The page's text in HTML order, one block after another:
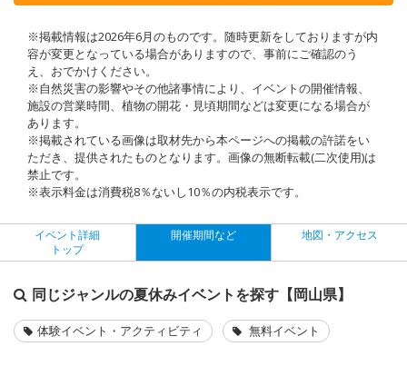
※掲載情報は2026年6月のものです。随時更新をしておりますが内
容が変更となっている場合がありますので、事前にご確認のう
え、おでかけください。
※自然災害の影響やその他諸事情により、イベントの開催情報、
施設の営業時間、植物の開花・見頃期間などは変更になる場合が
あります。
※掲載されている画像は取材先から本ページへの掲載の許諾をい
ただき、提供されたものとなります。画像の無断転載(二次使用)は
禁止です。
※表示料金は消費税8％ないし10％の内税表示です。
イベント詳細
トップ
開催期間など 地図・アクセス
同じジャンルの夏休みイベントを探す【岡山県】
体験イベント・アクティビティ 無料イベント